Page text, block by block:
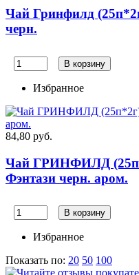
Чай Гринфилд
черн.
В корзину
Избранное
84,80 руб.
Чай ГРИНФИЛД
Фэнтази черн. аром.
В корзину
Избранное
Показать по: 20 50 100